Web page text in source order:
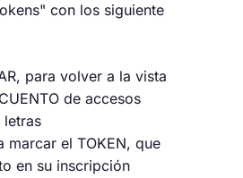
con los siguiente
para volver a la vista
de accesos
letras
marcar el TOKEN, que
en su inscripción